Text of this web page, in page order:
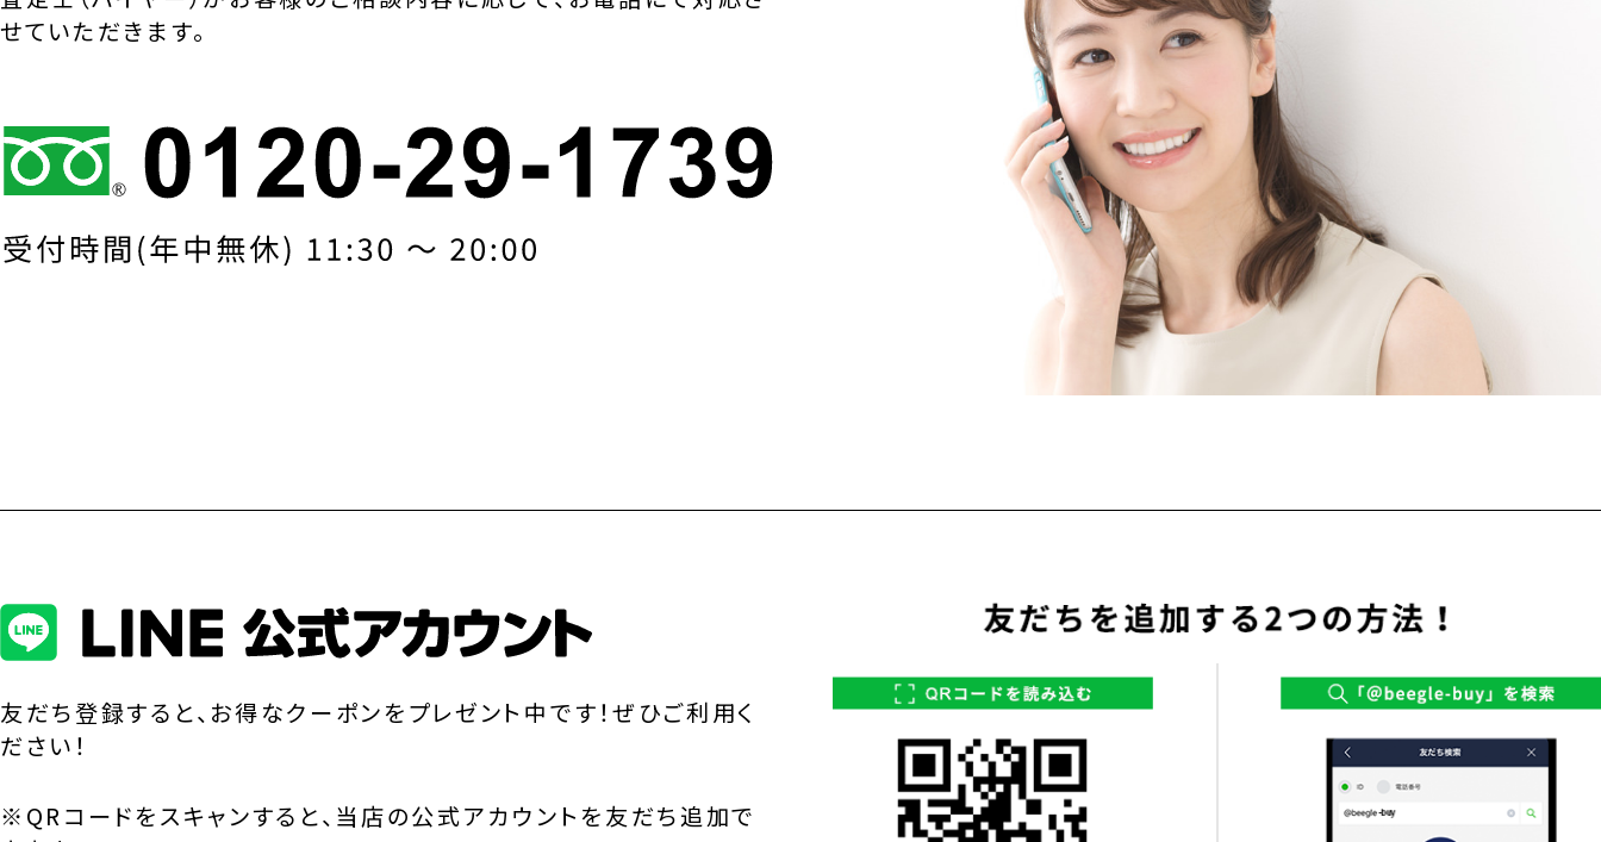
せていただきます。
友だち登録すると、お得なクーポンをプレゼント中です！ぜひご利用く
ださい！
※QRコードをスキャンすると、当店の公式アカウントを友だち追加で